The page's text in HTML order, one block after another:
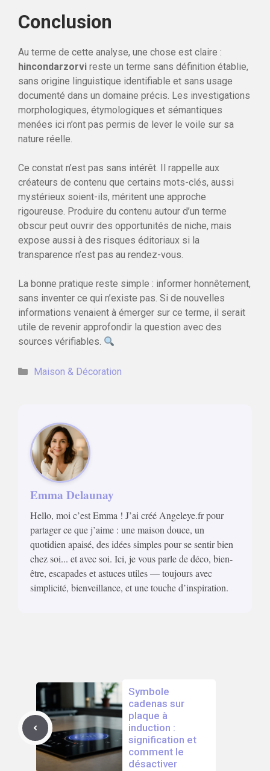
Conclusion
Au terme de cette analyse, une chose est claire :
hincondarzorvi reste un terme sans définition établie,
sans origine linguistique identifiable et sans usage
documenté dans un domaine précis. Les investigations
morphologiques, étymologiques et sémantiques
menées ici n’ont pas permis de lever le voile sur sa
nature réelle.
Ce constat n’est pas sans intérêt. Il rappelle aux
créateurs de contenu que certains mots-clés, aussi
mystérieux soient-ils, méritent une approche
rigoureuse. Produire du contenu autour d’un terme
obscur peut ouvrir des opportunités de niche, mais
expose aussi à des risques éditoriaux si la
transparence n’est pas au rendez-vous.
La bonne pratique reste simple : informer honnêtement,
sans inventer ce qui n’existe pas. Si de nouvelles
informations venaient à émerger sur ce terme, il serait
utile de revenir approfondir la question avec des
sources vérifiables.
Catégories
Maison & Décoration
Emma Delaunay
Hello, moi c’est Emma ! J’ai créé Angeleye.fr pour
partager ce que j’aime : une maison douce, un
quotidien apaisé, des idées simples pour se sentir bien
chez soi... et avec soi. Ici, je vous parle de déco, bien-
être, escapades et astuces utiles — toujours avec
simplicité, bienveillance, et une touche d’inspiration.
Symbole
cadenas sur
plaque à
induction :
signification et
comment le
désactiver